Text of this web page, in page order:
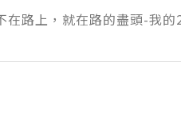
在路上，就在路的盡頭-我